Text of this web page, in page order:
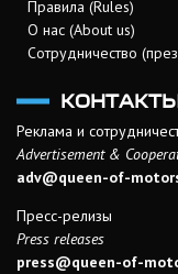
Правила (Rules)
О нас (About us)
Сотрудничество
КОНТАКТЫ
Реклама и
Advertisement &
adv@queen-of-
Пресс-релизы
Press releases
press@queen-of-